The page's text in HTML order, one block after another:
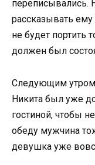
переписывались.
рассказывать
не будет портить
должен был
Следующим утром,
Никита был уже
гостиной, чтобы
обеду мужчина
девушка уже